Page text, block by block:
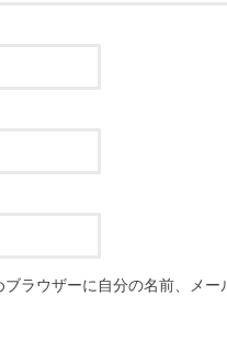
ラウザーに自分の名前、メー